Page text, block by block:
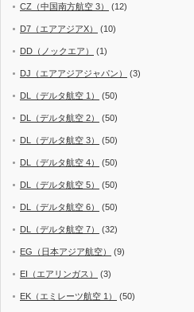
CZ（中国南方航空 3） (12)
D7（エアアジアX） (10)
DD（ノックエア） (1)
DJ（エアアジアジャパン） (3)
DL（デルタ航空 1） (50)
DL（デルタ航空 2） (50)
DL（デルタ航空 3） (50)
DL（デルタ航空 4） (50)
DL（デルタ航空 5） (50)
DL（デルタ航空 6） (50)
DL（デルタ航空 7） (32)
EG（日本アジア航空） (9)
EI（エアリンガス） (3)
EK（エミレーツ航空 1） (50)